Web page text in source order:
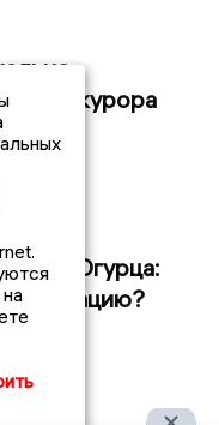
прокурора
Огурца: